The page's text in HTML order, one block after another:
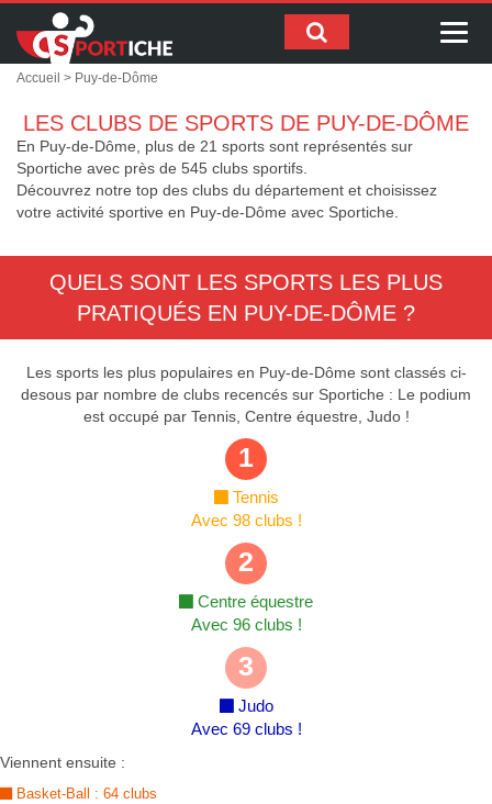
Accueil > Puy-de-Dôme
LES CLUBS DE SPORTS DE PUY-DE-DÔME
En Puy-de-Dôme, plus de 21 sports sont représentés sur
Sportiche avec près de 545 clubs sportifs.
Découvrez notre top des clubs du département et choisissez
votre activité sportive en Puy-de-Dôme avec Sportiche.
QUELS SONT LES SPORTS LES PLUS
PRATIQUÉS EN PUY-DE-DÔME ?
Les sports les plus populaires en Puy-de-Dôme sont classés ci-
desous par nombre de clubs recencés sur Sportiche : Le podium
est occupé par Tennis, Centre équestre, Judo !
1
Tennis
Avec 98 clubs !
2
Centre équestre
Avec 96 clubs !
3
Judo
Avec 69 clubs !
Viennent ensuite :
Basket-Ball : 64 clubs